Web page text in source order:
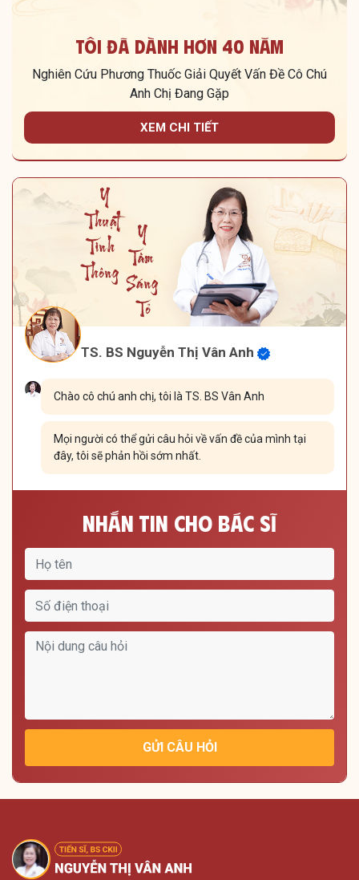
Tôi Đã Dành Hơn 40 Năm
Nghiên Cứu Phương Thuốc Giải Quyết Vấn Đề Cô Chú
Anh Chị Đang Gặp
XEM CHI TIẾT
TS. BS Nguyễn Thị Vân Anh
Chào cô chú anh chị, tôi là TS. BS Vân Anh
Mọi người có thể gửi câu hỏi về vấn đề của mình tại
đây, tôi sẽ phản hồi sớm nhất.
Nhắn Tin Cho Bác Sĩ
GỬI CÂU HỎI